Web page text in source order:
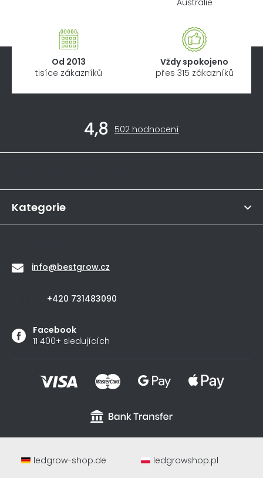
Austrálie
Od 2013
tisíce zákazníků
Vždy spokojeno
přes 315 zákazníků
í
4,8
Průměrné
obchodu
502 hodnocení
Kategorie
info@bestgrow.cz
+420 731483090
Facebook
11 400+ sledujících
ledgrow-shop.de
ledgrowshop.pl